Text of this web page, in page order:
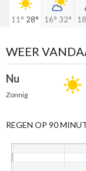
11° 28° 16° 32°
WEER
Nu
Zonnig
REGEN OP 90